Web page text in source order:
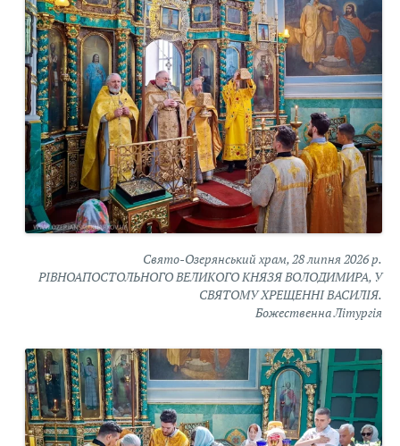
Свято-Озерянський храм, 28 липня 2026 р.
РІВНОАПОСТОЛЬНОГО ВЕЛИКОГО КНЯЗЯ ВОЛОДИМИРА, У
СВЯТОМУ ХРЕЩЕННІ ВАСИЛІЯ.
Божественна Літургія